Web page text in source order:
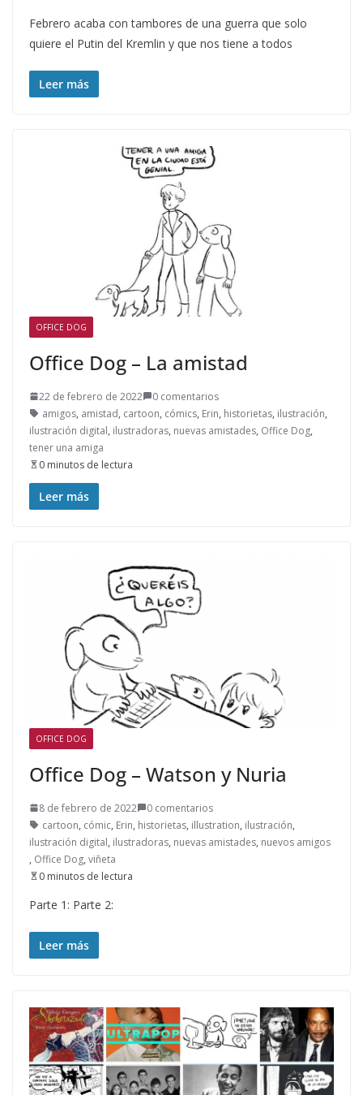
Febrero acaba con tambores de una guerra que solo
quiere el Putin del Kremlin y que nos tiene a todos
Leer más
OFFICE DOG
Office Dog – La amistad
22 de febrero de 2022
0 comentarios
amigos, amistad, cartoon, cómics, Erin, historietas, ilustración,
ilustración digital, ilustradoras, nuevas amistades, Office Dog,
tener una amiga
0 minutos de lectura
Leer más
OFFICE DOG
Office Dog – Watson y Nuria
8 de febrero de 2022
0 comentarios
cartoon, cómic, Erin, historietas, illustration, ilustración,
ilustración digital, ilustradoras, nuevas amistades, nuevos amigos
, Office Dog, viñeta
0 minutos de lectura
Parte 1: Parte 2:
Leer más